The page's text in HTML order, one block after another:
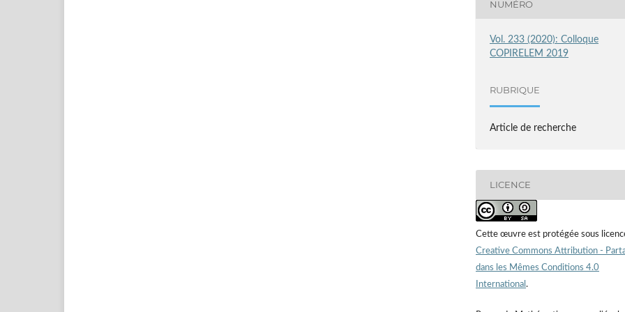
NUMÉRO
Vol. 233 (2020): Colloque
COPIRELEM 2019
RUBRIQUE
Article de recherche
LICENCE
Cette œuvre est protégée sous
Creative Commons Attribution -
dans les Mêmes Conditions 4.0
International .